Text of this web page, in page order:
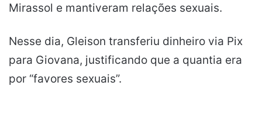
Mirassol e mantiveram relações sexuais.
Nesse dia, Gleison transferiu dinheiro via Pix
para Giovana, justificando que a quantia era
por “favores sexuais”.